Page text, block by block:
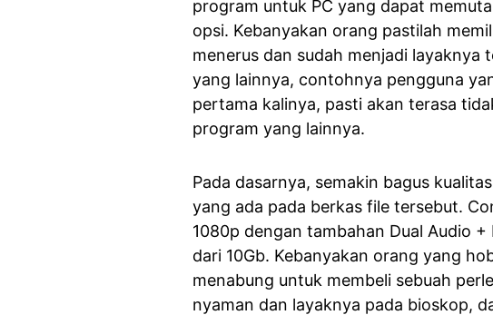
program untuk PC yang dapat
opsi. Kebanyakan orang pastilah
menerus dan sudah menjadi
yang lainnya, contohnya pengguna
pertama kalinya, pasti akan terasa
program yang lainnya.
Pada dasarnya, semakin bagus
yang ada pada berkas file tersebut.
1080p dengan tambahan Dual Audio
dari 10Gb. Kebanyakan orang yang
menabung untuk membeli sebuah
nyaman dan layaknya pada bioskop,